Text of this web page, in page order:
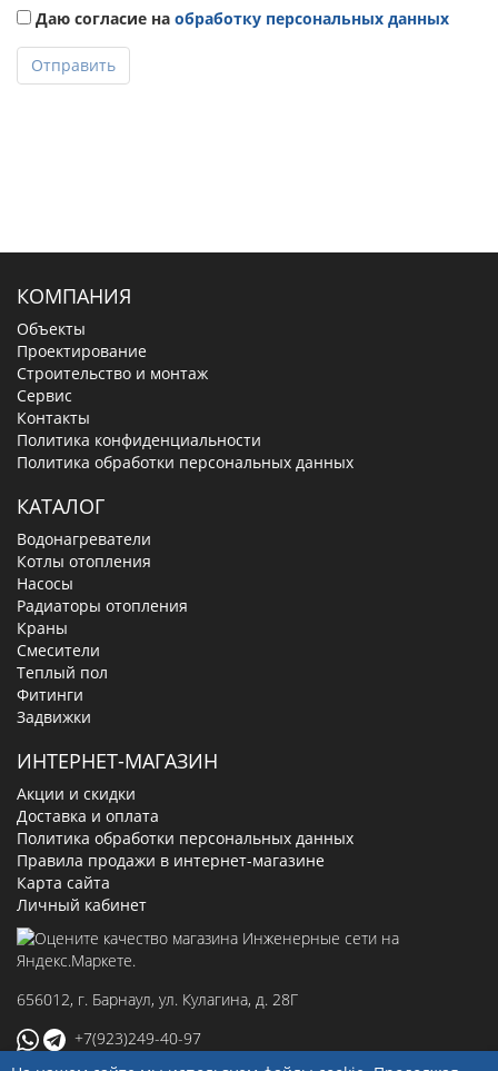
Даю согласие на обработку персональных данных
Отправить
КОМПАНИЯ
Объекты
Проектирование
Строительство и монтаж
Сервис
Контакты
Политика конфиденциальности
Политика обработки персональных данных
КАТАЛОГ
Водонагреватели
Котлы отопления
Насосы
Радиаторы отопления
Краны
Смесители
Теплый пол
Фитинги
Задвижки
ИНТЕРНЕТ-МАГАЗИН
Акции и скидки
Доставка и оплата
Политика обработки персональных данных
Правила продажи в интернет-магазине
Карта сайта
Личный кабинет
656012, г. Барнаул, ул. Кулагина, д. 28Г
+7(923)249-40-97